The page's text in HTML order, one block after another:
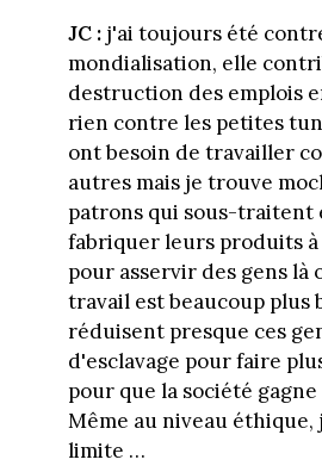
JC :j'ai toujours été
mondialisation, elle
destruction des emplois
rien contre les petites
ont besoin de travailler
autres mais je trouve
patrons qui sous-traitent
fabriquer leurs produits
pour asservir des gens là
travail est beaucoup plus
réduisent presque ces
d'esclavage pour faire
pour que la société
Même au niveau éthique,
limite …